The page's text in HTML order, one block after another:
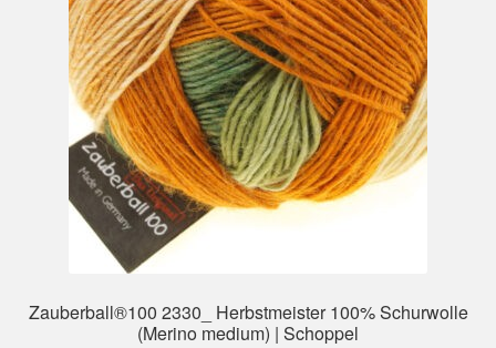
Zauberball®100 2330_ Herbstmeister 100% Schurwolle
(Merino medium) | Schoppel